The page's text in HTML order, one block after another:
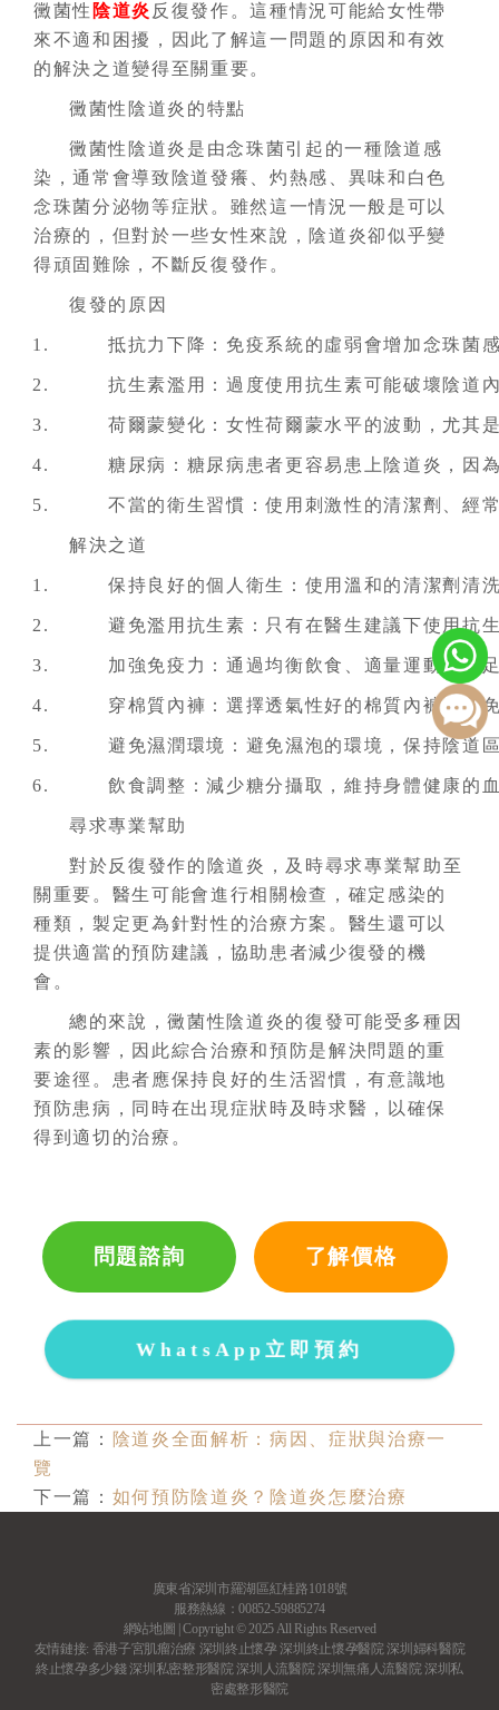
黴菌性 陰道炎 反復發作。這種情況可能給女性帶
來不適和困擾，因此了解這一問題的原因和有效
的解決之道變得至關重要。
黴菌性陰道炎的特點
黴菌性陰道炎是由念珠菌引起的一種陰道感
染，通常會導致陰道發癢、灼熱感、異味和白色
念珠菌分泌物等症狀。雖然這一情況一般是可以
治療的，但對於一些女性來說，陰道炎卻似乎變
得頑固難除，不斷反復發作。
復發的原因
抵抗力下降：免疫系統的虛弱會增加念珠菌
抗生素濫用：過度使用抗生素可能破壞陰道
荷爾蒙變化：女性荷爾蒙水平的波動，尤其
糖尿病：糖尿病患者更容易患上陰道炎，因
不當的衛生習慣：使用刺激性的清潔劑、經
解決之道
保持良好的個人衛生：使用溫和的清潔劑清
避免濫用抗生素：只有在醫生建議下使用抗
加強免疫力：通過均衡飲食、適量運動和充
穿棉質內褲：選擇透氣性好的棉質內褲，避
避免濕潤環境：避免濕泡的環境，保持陰道
飲食調整：減少糖分攝取，維持身體健康的
尋求專業幫助
對於反復發作的陰道炎，及時尋求專業幫助至
關重要。醫生可能會進行相關檢查，確定感染的
種類，製定更為針對性的治療方案。醫生還可以
提供適當的預防建議，協助患者減少復發的機
會。
總的來說，黴菌性陰道炎的復發可能受多種因
素的影響，因此綜合治療和預防是解決問題的重
要途徑。患者應保持良好的生活習慣，有意識地
預防患病，同時在出現症狀時及時求醫，以確保
得到適切的治療。
問題諮詢 了解價格
WhatsApp立即預約
上一篇：
陰道炎全面解析：病因、症狀與治療一
覽
下一篇： 如何預防陰道炎？陰道炎怎麼治療
廣東省深圳市羅湖區紅桂路1018號
服務熱線：00852-59885274
網站地圖 | Copyright © 2025 All Rights Reserved
友情鏈接: 香港子宮肌瘤治療 深圳終止懷孕深圳終止懷孕醫院深圳婦科醫院
終止懷孕多少錢深圳私密整形醫院深圳人流醫院深圳無痛人流醫院深圳私
密處整形醫院